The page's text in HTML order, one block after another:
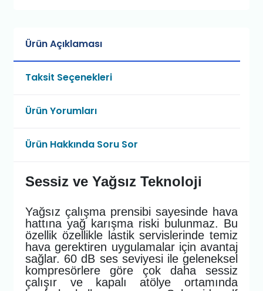
Ürün Açıklaması
Taksit Seçenekleri
Ürün Yorumları
Ürün Hakkında Soru Sor
Sessiz ve Yağsız Teknoloji
Yağsız çalışma prensibi sayesinde hava
hattına yağ karışma riski bulunmaz. Bu
özellik özellikle lastik servislerinde temiz
hava gerektiren uygulamalar için avantaj
sağlar. 60 dB ses seviyesi ile geleneksel
kompresörlere göre çok daha sessiz
çalışır ve kapalı atölye ortamında